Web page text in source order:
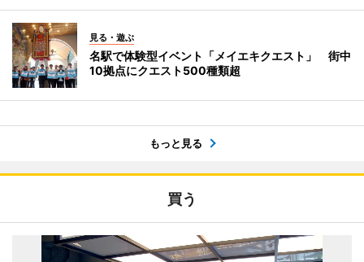
見る・遊ぶ
名駅で体験型イベント「メイエキクエスト」 街中
10拠点にクエスト500種類超
もっと見る
買う